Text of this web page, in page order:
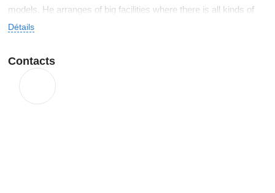
models. He arranges of big facilities where there is all kinds of
departments for the repair and review of vehicles, since it can be
greasing, ect., delivering this way so(then) the vehicles to the
clients in persfecto been in general and with a sealed guarantee.
All kinds of reforms is realized on the truck since it can be
Détails
Contacts